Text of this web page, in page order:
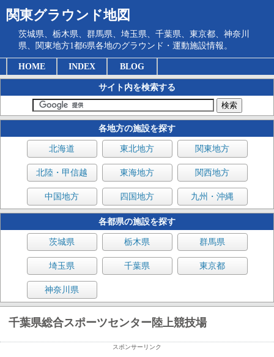
関東グラウンド地図
茨城県、栃木県、群馬県、埼玉県、千葉県、東京都、神奈川
県、関東地方1都6県各地のグラウンド・運動施設情報。
HOME INDEX BLOG
サイト内を検索する
各地方の施設を探す
北海道 東北地方 関東地方
北陸・甲信越 東海地方 関西地方
中国地方 四国地方 九州・沖縄
各都県の施設を探す
茨城県 栃木県 群馬県
埼玉県 千葉県 東京都
神奈川県
千葉県総合スポーツセンター陸上競技場
スポンサーリンク